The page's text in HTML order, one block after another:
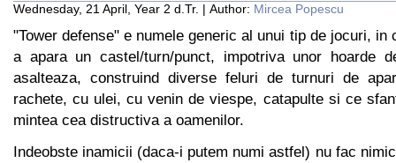
Wednesday, 21 April, Year 2 d.Tr. | Author: Mircea Popescu
"Tower defense" e numele generic al unui tip de jocuri, in
a apara un castel/turn/punct, impotriva unor hoarde
asalteaza, construind diverse feluri de turnuri de
rachete, cu ulei, cu venin de viespe, catapulte si ce
mintea cea distructiva a oamenilor.
Indeobste inamicii (daca-i putem numi astfel) nu fac